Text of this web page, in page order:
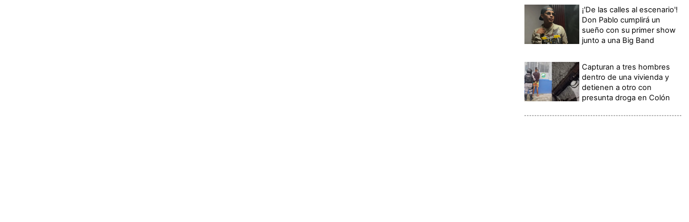
¡'De las calles al escenario'!
Don Pablo cumplirá un
sueño con su primer show
junto a una Big Band
Capturan a tres hombres
dentro de una vivienda y
detienen a otro con
presunta droga en Colón